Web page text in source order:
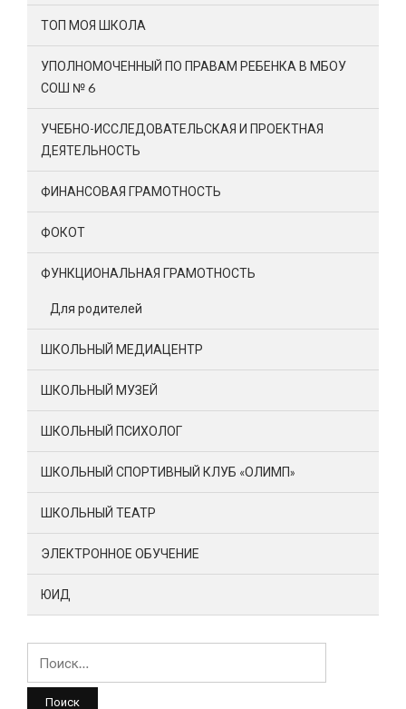
ТОП МОЯ ШКОЛА
УПОЛНОМОЧЕННЫЙ ПО ПРАВАМ РЕБЕНКА В МБОУ
СОШ № 6
УЧЕБНО-ИССЛЕДОВАТЕЛЬСКАЯ И ПРОЕКТНАЯ
ДЕЯТЕЛЬНОСТЬ
ФИНАНСОВАЯ ГРАМОТНОСТЬ
ФОКОТ
ФУНКЦИОНАЛЬНАЯ ГРАМОТНОСТЬ
Для родителей
ШКОЛЬНЫЙ МЕДИАЦЕНТР
ШКОЛЬНЫЙ МУЗЕЙ
ШКОЛЬНЫЙ ПСИХОЛОГ
ШКОЛЬНЫЙ СПОРТИВНЫЙ КЛУБ «ОЛИМП»
ШКОЛЬНЫЙ ТЕАТР
ЭЛЕКТРОННОЕ ОБУЧЕНИЕ
ЮИД